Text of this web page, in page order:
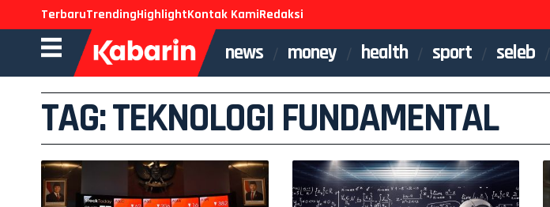
TerbaruTrendingHighlightKontak KamiRedaksi
news money health sport seleb
TAG: TEKNOLOGI FUNDAMENTAL